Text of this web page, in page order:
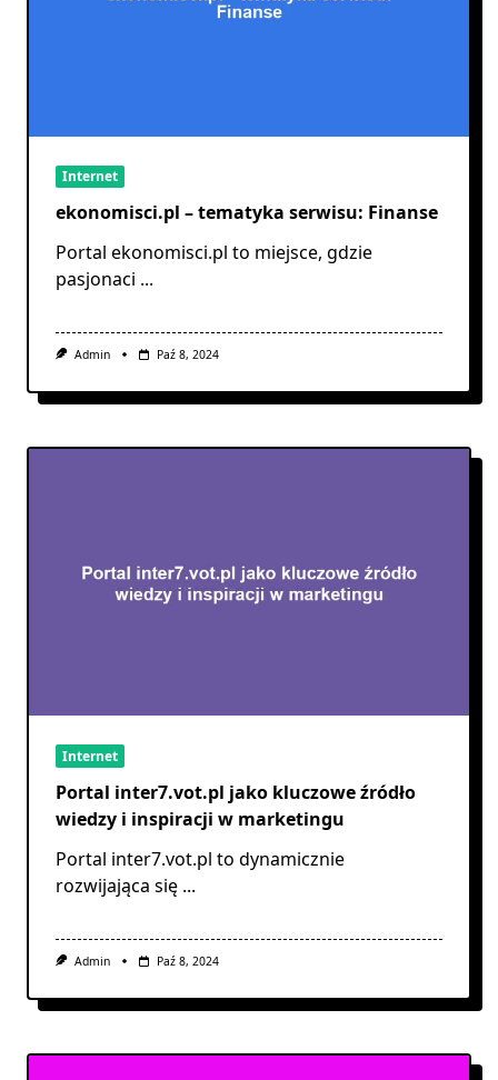
Internet
ekonomisci.pl – tematyka serwisu: Finanse
Portal ekonomisci.pl to miejsce, gdzie
pasjonaci ...
Admin Paź 8, 2024
Internet
Portal inter7.vot.pl jako kluczowe źródło
wiedzy i inspiracji w marketingu
Portal inter7.vot.pl to dynamicznie
rozwijająca się ...
Admin Paź 8, 2024